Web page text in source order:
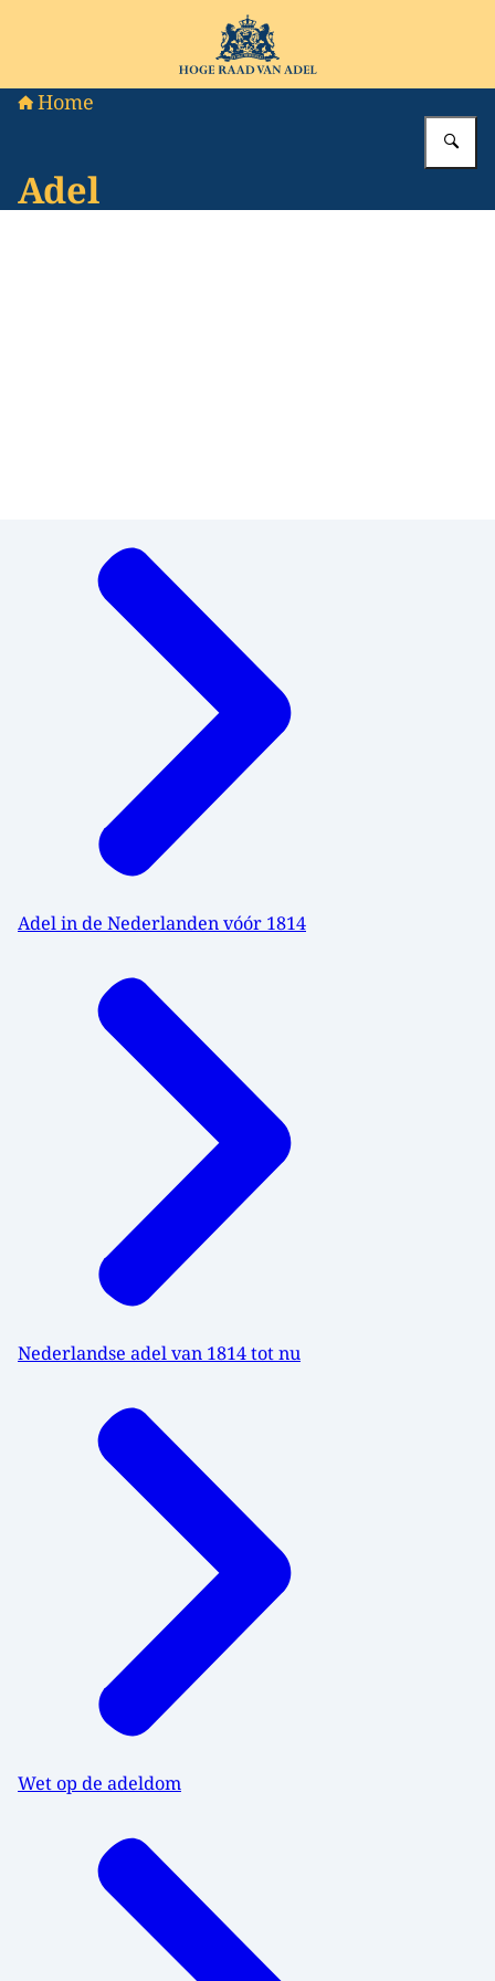
Naar de homepage van Hoge Raad van Adel
Home
Adel
Adel in de Nederlanden vóór 1814
Nederlandse adel van 1814 tot nu
Wet op de adeldom